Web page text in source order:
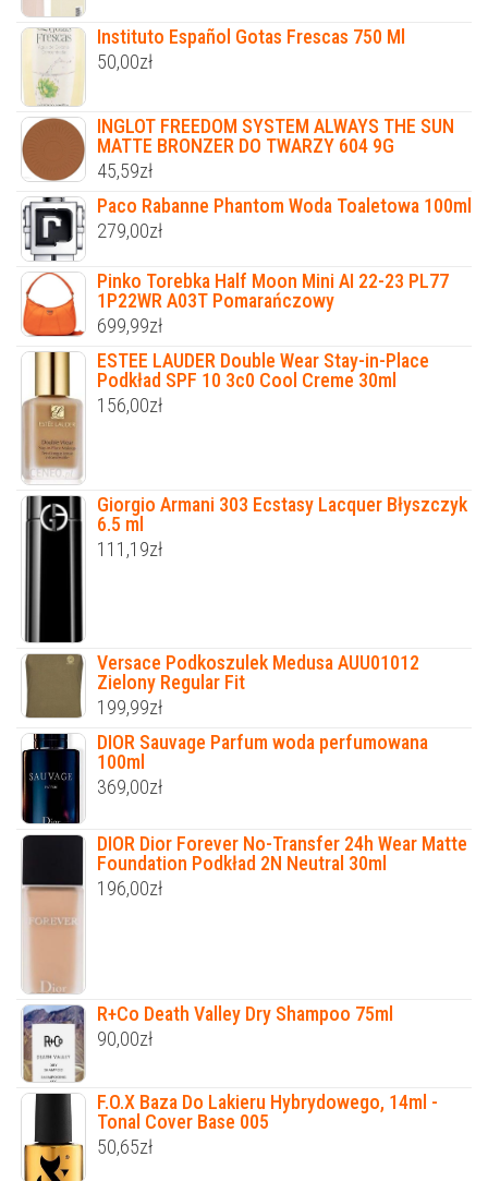
Instituto Español Gotas Frescas 750 Ml
50,00zł
INGLOT FREEDOM SYSTEM ALWAYS THE SUN
MATTE BRONZER DO TWARZY 604 9G
45,59zł
Paco Rabanne Phantom Woda Toaletowa 100ml
279,00zł
Pinko Torebka Half Moon Mini AI 22-23 PL77
1P22WR A03T Pomarańczowy
699,99zł
ESTEE LAUDER Double Wear Stay-in-Place
Podkład SPF 10 3c0 Cool Creme 30ml
156,00zł
Giorgio Armani 303 Ecstasy Lacquer Błyszczyk
6.5 ml
111,19zł
Versace Podkoszulek Medusa AUU01012
Zielony Regular Fit
199,99zł
DIOR Sauvage Parfum woda perfumowana
100ml
369,00zł
DIOR Dior Forever No-Transfer 24h Wear Matte
Foundation Podkład 2N Neutral 30ml
196,00zł
R+Co Death Valley Dry Shampoo 75ml
90,00zł
F.O.X Baza Do Lakieru Hybrydowego, 14ml -
Tonal Cover Base 005
50,65zł